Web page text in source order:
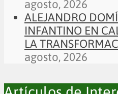
agosto, 2026
ALEJANDRO
INFANTINO EN
LA
agosto, 2026